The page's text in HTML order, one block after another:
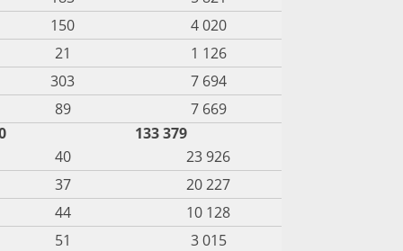
150
4 020
21
1 126
303
7 694
89
7 669
133 379
40
23 926
37
20 227
44
10 128
51
3 015